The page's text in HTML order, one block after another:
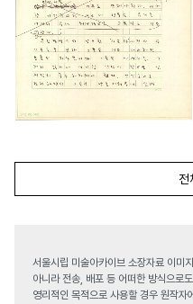
전
서울시립 미술아카이브 소장자료 이미
아니라 전송, 배포 등 어떠한 방식으로
영리적인 목적으로 사용할 경우 원작자